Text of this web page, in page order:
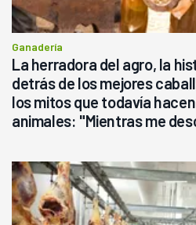
Ganadería
La herradora del agro, la
detrás de los mejores
los mitos que todavía
animales: "Mientras me